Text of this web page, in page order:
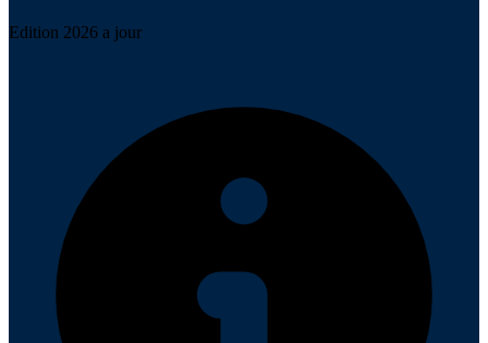
Edition 2026 a jour